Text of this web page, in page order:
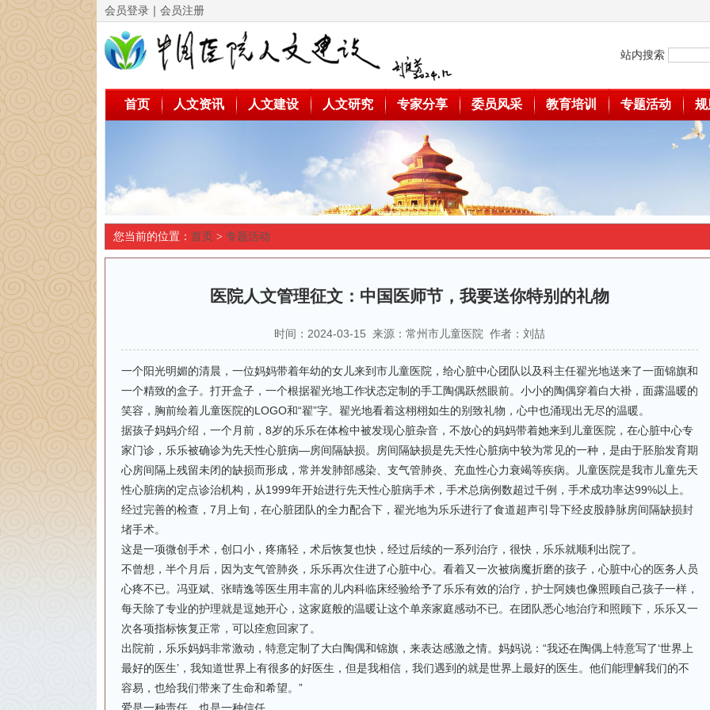
会员登录 ｜ 会员注册
站内搜索
首页 人文资讯 人文建设 人文研究 专家分享 委员风采 教育培训 专题活动 规
您当前的位置： 首页 > 专题活动
医院人文管理征文：中国医师节，我要送你特别的礼物
时间：2024-03-15 来源：常州市儿童医院 作者：刘喆
一个阳光明媚的清晨，一位妈妈带着年幼的女儿来到市儿童医院，给心脏中心团队以及科主任翟光地送来了一面锦旗和
一个精致的盒子。打开盒子，一个根据翟光地工作状态定制的手工陶偶跃然眼前。小小的陶偶穿着白大褂，面露温暖的
笑容，胸前绘着儿童医院的LOGO和“翟”字。翟光地看着这栩栩如生的别致礼物，心中也涌现出无尽的温暖。
据孩子妈妈介绍，一个月前，8岁的乐乐在体检中被发现心脏杂音，不放心的妈妈带着她来到儿童医院，在心脏中心专
家门诊，乐乐被确诊为先天性心脏病—房间隔缺损。房间隔缺损是先天性心脏病中较为常见的一种，是由于胚胎发育期
心房间隔上残留未闭的缺损而形成，常并发肺部感染、支气管肺炎、充血性心力衰竭等疾病。儿童医院是我市儿童先天
性心脏病的定点诊治机构，从1999年开始进行先天性心脏病手术，手术总病例数超过千例，手术成功率达99%以上。
经过完善的检查，7月上旬，在心脏团队的全力配合下，翟光地为乐乐进行了食道超声引导下经皮股静脉房间隔缺损封
堵手术。
这是一项微创手术，创口小，疼痛轻，术后恢复也快，经过后续的一系列治疗，很快，乐乐就顺利出院了。
不曾想，半个月后，因为支气管肺炎，乐乐再次住进了心脏中心。看着又一次被病魔折磨的孩子，心脏中心的医务人员
心疼不已。冯亚斌、张晴逸等医生用丰富的儿内科临床经验给予了乐乐有效的治疗，护士阿姨也像照顾自己孩子一样，
每天除了专业的护理就是逗她开心，这家庭般的温暖让这个单亲家庭感动不已。在团队悉心地治疗和照顾下，乐乐又一
次各项指标恢复正常，可以痊愈回家了。
出院前，乐乐妈妈非常激动，特意定制了大白陶偶和锦旗，来表达感激之情。妈妈说：“我还在陶偶上特意写了‘世界上
最好的医生’，我知道世界上有很多的好医生，但是我相信，我们遇到的就是世界上最好的医生。他们能理解我们的不
容易，也给我们带来了生命和希望。”